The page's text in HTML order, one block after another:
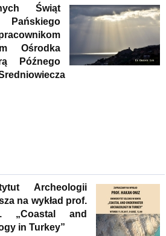
Świąt
Pańskiego
Ośrodka
Późnego
Archeologii
na wykład prof.
„Coastal and
in Turkey”